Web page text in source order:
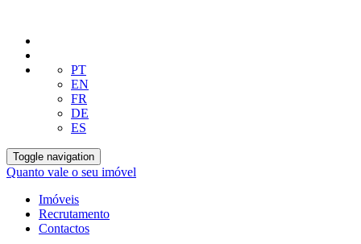
PT
EN
FR
DE
ES
Toggle navigation
Quanto vale o seu imóvel
Imóveis
Recrutamento
Contactos